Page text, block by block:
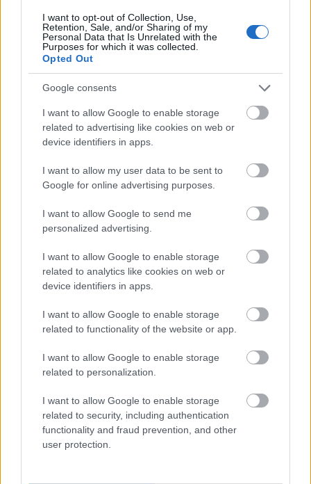
I want to opt-out of Collection, Use,
Retention, Sale, and/or Sharing of my
Personal Data that Is Unrelated with the
Purposes for which it was collected.
Opted Out
Google consents
I want to allow Google to enable storage
related to advertising like cookies on web or
device identifiers in apps.
I want to allow my user data to be sent to
Google for online advertising purposes.
I want to allow Google to send me
personalized advertising.
I want to allow Google to enable storage
related to analytics like cookies on web or
device identifiers in apps.
I want to allow Google to enable storage
related to functionality of the website or app.
I want to allow Google to enable storage
related to personalization.
I want to allow Google to enable storage
related to security, including authentication
functionality and fraud prevention, and other
user protection.
Koncert Zene Templom Ünnepek Kórus
AZ EMBERSÉG ÜNNEPE
ETNOFON AZ I. ONIFESZT-EN
„NEM TÖBB EZER EMBERRE UTAZUNK, HANEM
EGY VÁLOGATOTT TÁRSASÁGRA”